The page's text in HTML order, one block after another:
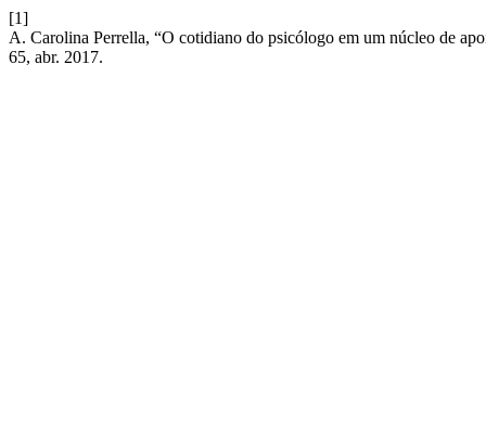
[1]
A. Carolina Perrella, “O cotidiano do psicólogo em um núcleo de
65, abr. 2017.